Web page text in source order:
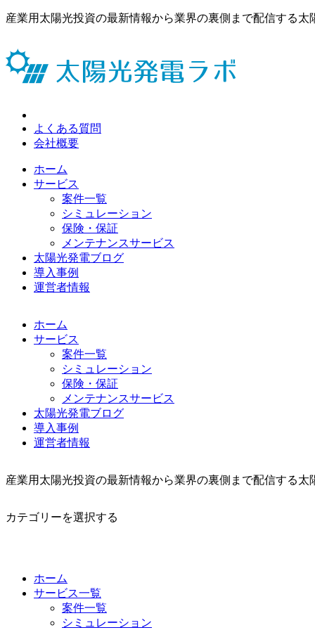
産業用太陽光投資の最新情報から業界の裏側まで配信する太
よくある質問
会社概要
ホーム
サービス
案件一覧
シミュレーション
保険・保証
メンテナンスサービス
太陽光発電ブログ
導入事例
運営者情報
ホーム
サービス
案件一覧
シミュレーション
保険・保証
メンテナンスサービス
太陽光発電ブログ
導入事例
運営者情報
産業用太陽光投資の最新情報から業界の裏側まで配信する太
カテゴリーを選択する
ホーム
サービス一覧
案件一覧
シミュレーション